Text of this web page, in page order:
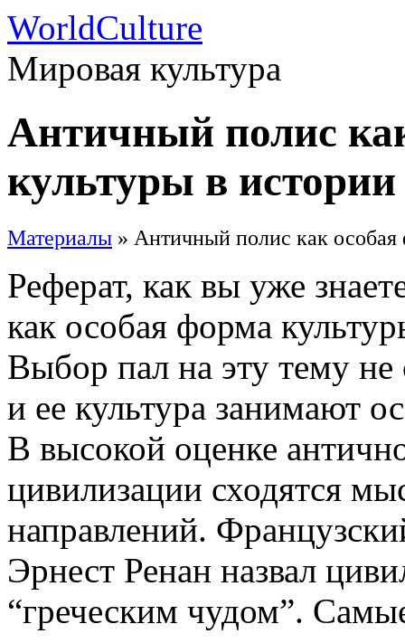
WorldCulture
Мировая культура
Античный полис
культуры в
Материалы » Античный полис как
Реферат, как вы уже
как особая форма
Выбор пал на эту тему
и ее культура занимают
В высокой оценке
цивилизации сходятся
направлений.
Эрнест Ренан назвал
“греческим чудом”.